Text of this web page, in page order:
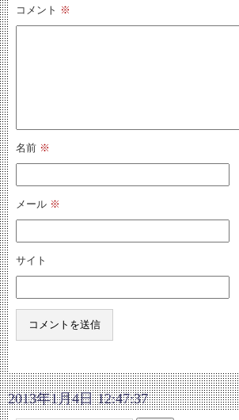
コメント ※
名前 ※
メール ※
サイト
2013年1月4日 12:47:37